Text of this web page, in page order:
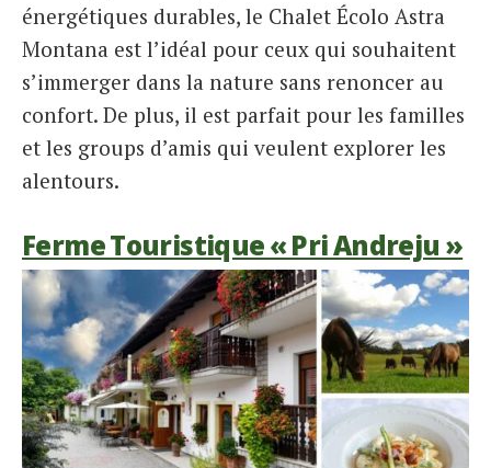
énergétiques durables, le Chalet Écolo Astra
Montana est l’idéal pour ceux qui souhaitent
s’immerger dans la nature sans renoncer au
confort. De plus, il est parfait pour les familles
et les groups d’amis qui veulent explorer les
alentours.
Ferme Touristique « Pri Andreju »